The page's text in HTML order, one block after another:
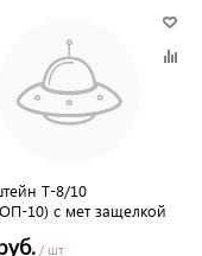
Т-8/10
(ОП-8,ОП-10) с мет защелкой
/ шт